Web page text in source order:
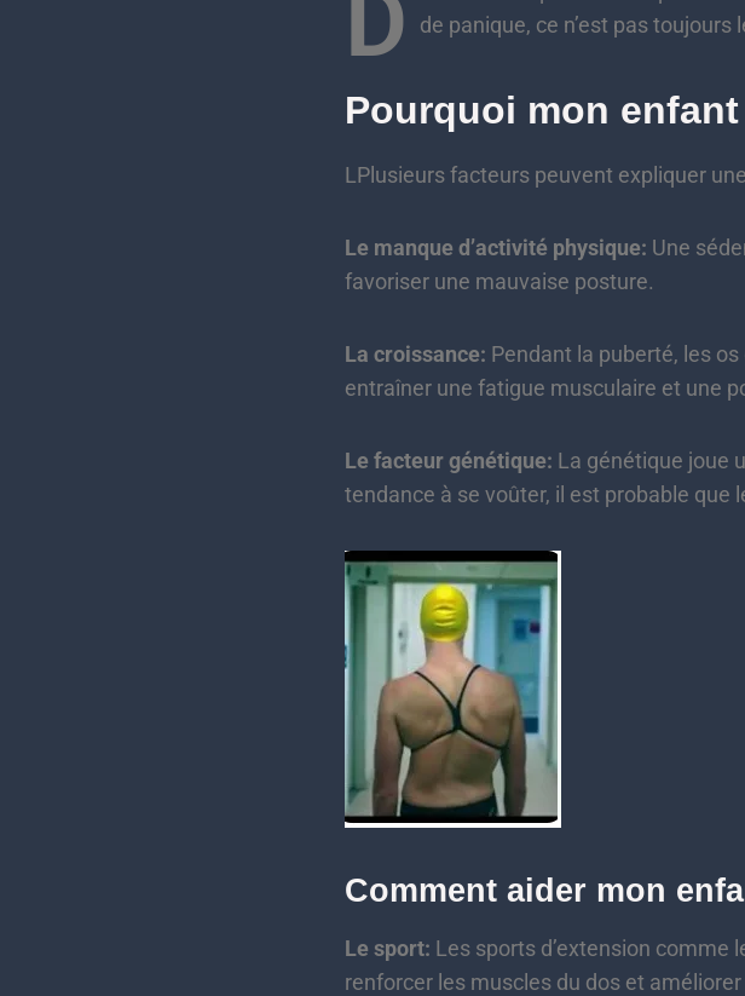
D
de panique, ce n’est pas toujours
Pourquoi mon
LPlusieurs facteurs peuvent expliquer
Le manque d’activité physique: Une
favoriser une mauvaise posture.
La croissance: Pendant la puberté, les
entraîner une fatigue musculaire et une
Le facteur génétique: La génétique joue
tendance à se voûter, il est probable
Comment aider mon
Le sport: Les sports d’extension comme
renforcer les muscles du dos et